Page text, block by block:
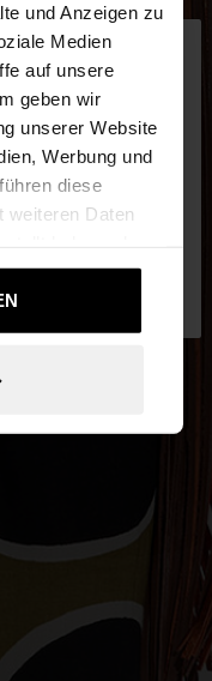
und Anzeigen zu
Medien
auf unsere
geben wir
unserer Website
Werbung und
diese
weiteren Daten
der Dienste
zu.
Website
States